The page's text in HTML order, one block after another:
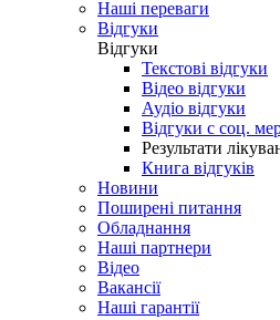
Наші переваги
Відгуки
Відгуки
Текстові відгуки
Відео відгуки
Аудіо відгуки
Відгуки с соц.
Результати
Книга відгуків
Новини
Поширені питання
Обладнання
Наші партнери
Відео
Вакансії
Наші гарантії